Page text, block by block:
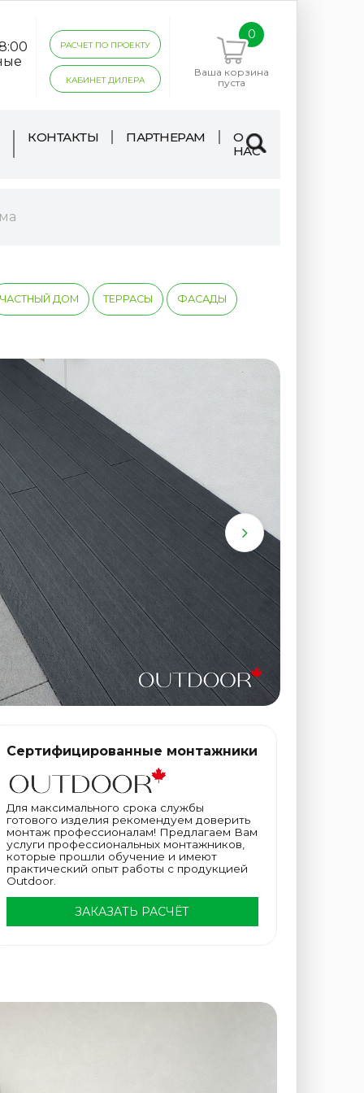
РАСЧЕТ ПО ПРОЕКТУ
КАБИНЕТ ДИЛЕРА
0
Ваша корзина
пуста
КОНТАКТЫ ПАРТНЕРАМ
О
НАС
ЧАСТНЫЙ ДОМ ТЕРРАСЫ ФАСАДЫ
Сертифицированные монтажники
Для максимального срока службы
готового изделия рекомендуем доверить
монтаж профессионалам! Предлагаем Вам
услуги профессиональных монтажников,
которые прошли обучение и имеют
практический опыт работы с продукцией
Outdoor.
ЗАКАЗАТЬ РАСЧЁТ